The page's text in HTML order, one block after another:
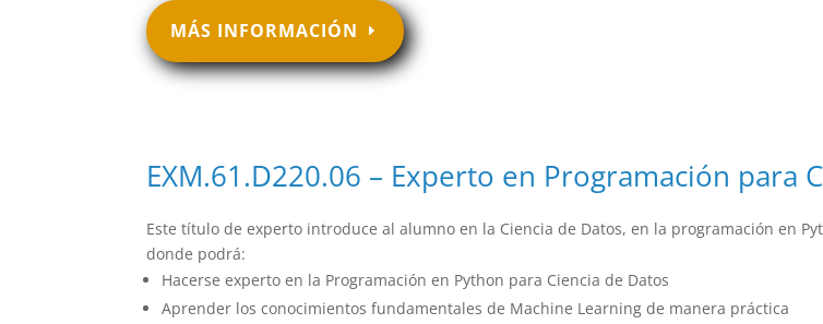
MÁS INFORMACIÓN
EXM.61.D220.06 – Experto en Programación para
Este título de experto introduce al alumno en la Ciencia de Datos, en la programación en
donde podrá:
Hacerse experto en la Programación en Python para Ciencia de Datos
Aprender los conocimientos fundamentales de Machine Learning de manera práctica